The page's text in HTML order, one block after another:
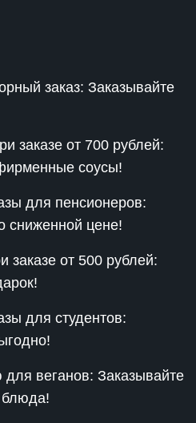
заказ: Заказывайте
заказе от 700 рублей:
соусы!
для пенсионеров:
сниженной цене!
заказе от 500 рублей:
для студентов:
веганов: Заказывайте
блюда!